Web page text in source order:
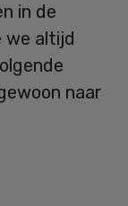
in de
we altijd
naar